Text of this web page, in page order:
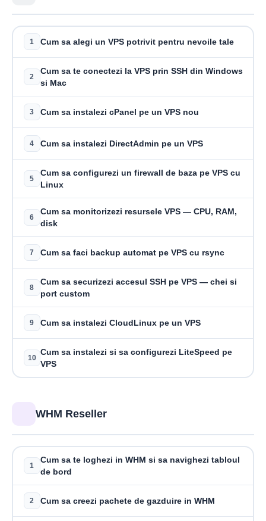
1 Cum sa alegi un VPS potrivit pentru nevoile tale
2
Cum sa te conectezi la VPS prin SSH din Windows
si Mac
3 Cum sa instalezi cPanel pe un VPS nou
4 Cum sa instalezi DirectAdmin pe un VPS
5
Cum sa configurezi un firewall de baza pe VPS cu
Linux
6
Cum sa monitorizezi resursele VPS — CPU, RAM,
disk
7 Cum sa faci backup automat pe VPS cu rsync
8
Cum sa securizezi accesul SSH pe VPS — chei si
port custom
9 Cum sa instalezi CloudLinux pe un VPS
10
Cum sa instalezi si sa configurezi LiteSpeed pe
VPS
WHM Reseller
1
Cum sa te loghezi in WHM si sa navighezi tabloul
de bord
2 Cum sa creezi pachete de gazduire in WHM